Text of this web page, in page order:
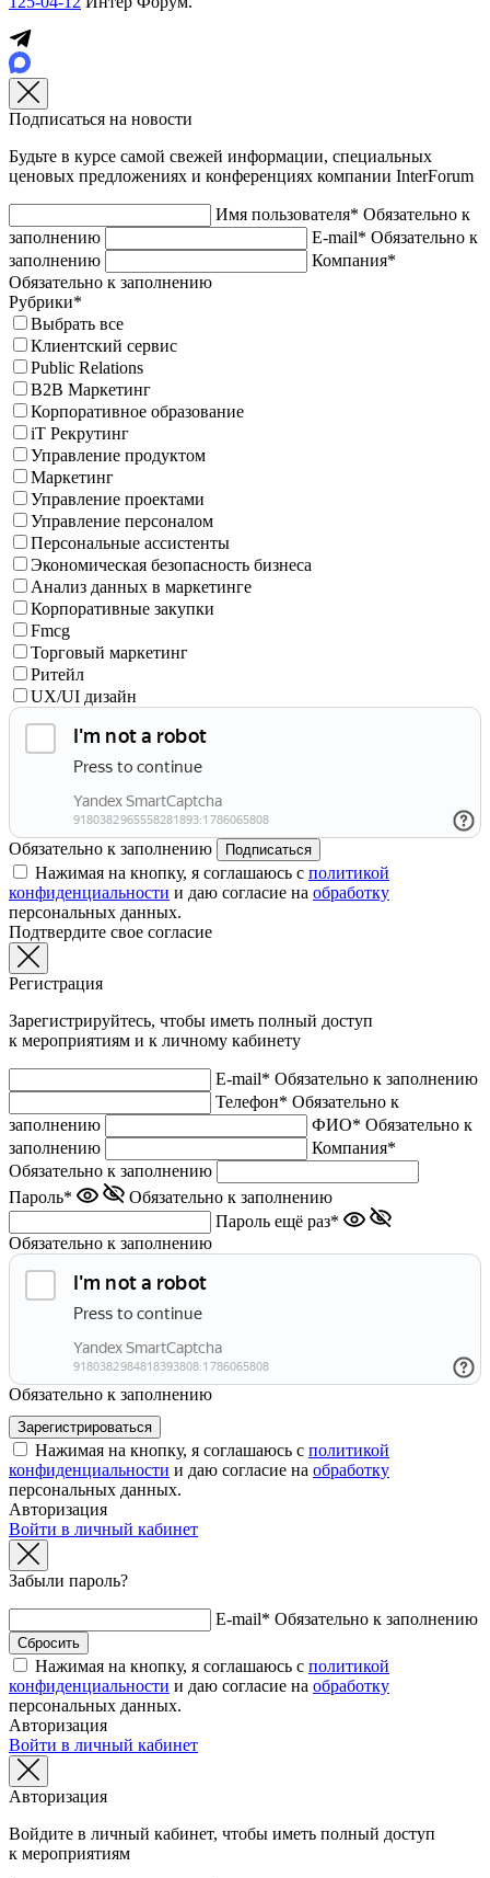
Подписаться на новости
Будьте в курсе самой свежей информации, специальных
ценовых предложениях и конференциях компании InterForum
Имя пользователя* Обязательно к
заполнению
E-mail* Обязательно к
заполнению
Компания*
Обязательно к заполнению
Рубрики*
Выбрать все
Клиентский сервис
Public Relations
B2B Маркетинг
Корпоративное образование
iT Рекрутинг
Управление продуктом
Маркетинг
Управление проектами
Управление персоналом
Персональные ассистенты
Экономическая безопасность бизнеса
Анализ данных в маркетинге
Корпоративные закупки
Fmcg
Торговый маркетинг
Ритейл
UX/UI дизайн
Обязательно к заполнению Подписаться
Нажимая на кнопку, я соглашаюсь с политикой
конфиденциальности и даю согласие на обработку
персональных данных.
Подтвердите свое согласие
Регистрация
Зарегистрируйтесь, чтобы иметь полный доступ
к мероприятиям и к личному кабинету
E-mail* Обязательно к заполнению
Телефон* Обязательно к
заполнению
ФИО* Обязательно к
заполнению
Компания*
Обязательно к заполнению
Пароль*
Обязательно к заполнению
Пароль ещё раз*
Обязательно к заполнению
Обязательно к заполнению
Нажимая на кнопку, я соглашаюсь с политикой
конфиденциальности и даю согласие на обработку
персональных данных.
Авторизация
Войти в личный кабинет
Забыли пароль?
E-mail* Обязательно к заполнению
Нажимая на кнопку, я соглашаюсь с политикой
конфиденциальности и даю согласие на обработку
персональных данных.
Авторизация
Войти в личный кабинет
Авторизация
Войдите в личный кабинет, чтобы иметь полный доступ
к мероприятиям